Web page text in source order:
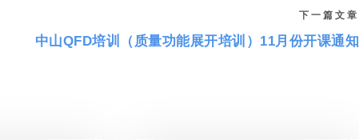
下一篇文章
中山QFD培训（质量功能展开培训）11月份开课通知